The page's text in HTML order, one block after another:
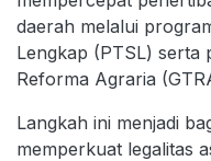
daerah melalui
Lengkap (PTSL) serta
Reforma Agraria
Langkah ini menjadi
memperkuat legalitas